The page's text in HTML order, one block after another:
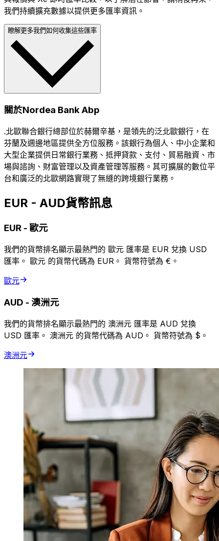
我們持續擴充數據以提供更多匯率資訊。
瞭解更多我們如何收集這些匯率
關於Nordea Bank Abp
.北歐聯合銀行總部位於赫爾辛基，是領先的泛北歐銀行，在
芬蘭及週邊地區提供全方位服務。該銀行為個人、中小企業和
大型企業提供日常銀行業務、抵押貸款、支付、貿易融資、市
場與諮詢、財富管理以及資產管理等服務。其可擴展的數位平
台和廣泛的北歐網路實現了無縫的跨境銀行業務。
EUR - AUD貨幣訊息
EUR - 歐元
我們的貨幣排名顯示最熱門的 歐元 匯率是 EUR 兌換 USD
匯率。 歐元 的貨幣代碼為 EUR。 貨幣符號為 €。
歐元
AUD - 澳洲元
我們的貨幣排名顯示最熱門的 澳洲元 匯率是 AUD 兌換
USD 匯率。 澳洲元 的貨幣代碼為 AUD。 貨幣符號為 $。
澳洲元